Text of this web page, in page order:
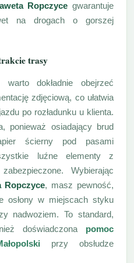
Ropczyce gwarantuje
na drogach o gorszej
trasy
dokładnie obejrzeć
zdjęciową, co ułatwia
po rozładunku u klienta.
ponieważ osiadający brud
ścierny pod pasami
luźne elementy z
Wybierając
Ropczyce, masz pewność,
osłony w miejscach styku
nadwoziem. To standard,
doświadczona pomoc
przy obsłudze